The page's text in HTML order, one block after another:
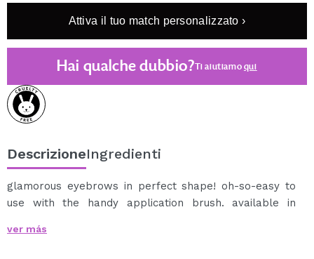
Attiva il tuo match personalizzato ›
Hai qualche dubbio?Ti aiutiamoqui
DescrizioneIngredienti
glamorous eyebrows in perfect shape! oh-so-easy to
use with the handy application brush. available in
ver más